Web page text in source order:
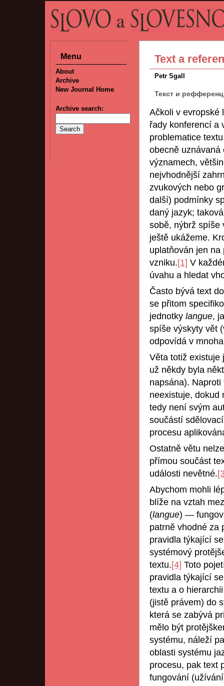
Text a
Petr Sgall
Текст и
Ačkoli v evropské
řady konferencí a
problematice
obecně
významech,
nejvhodnější
zvukových nebo
další) podmínky
daný jazyk;
sobě, nýbrž spíše
ještě ukážeme.
uplatňován jen
vzniku.[1] V
úvahu a hledat
Často bývá text
se přitom
jednotky langue,
spíše výskyty vět
odpovídá v
Věta totiž existuje
už někdy byla
napsána).
neexistuje, dokud
tedy není svým
součástí
procesu
Ostatně větu
přímou součást
události nevětné.
Abychom mohli
blíže na vztah
(langue) —
patrně vhodné za
pravidla týkající
systémový
textu.[4] Toto
pravidla týkající
textu a o
(jistě právem) do
která se zabývá
mělo být
systému, náleží
oblasti systému
procesu, pak text
fungování
Menu
About
Archive
New Journal Home
Archive search: